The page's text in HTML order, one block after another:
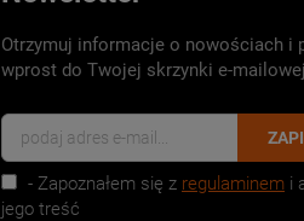
Otrzymuj informacje o nowościach i
wprost do Twojej skrzynki e-
- Zapoznałem się z regulaminem i
jego treść